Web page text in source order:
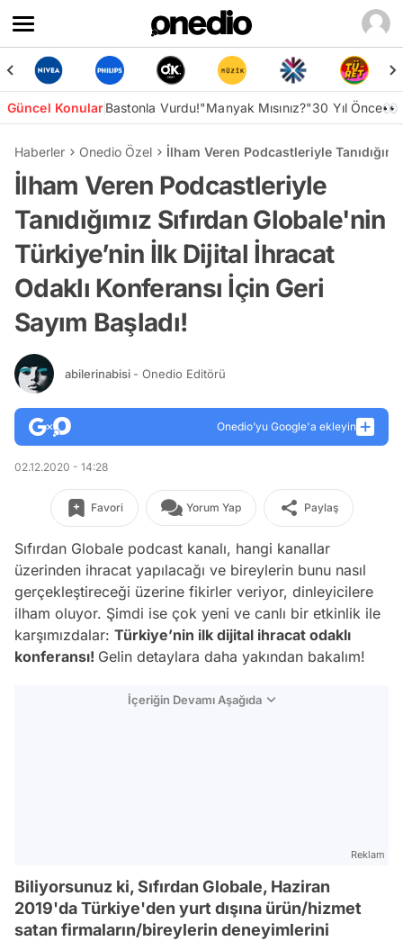
Güncel KonularBastonla Vurdu!"Manyak Mısınız?"30 Yıl Önce👀
Haberler Onedio Özel İlham Veren Podcastleriyle
İlham Veren Podcastleriyle
Tanıdığımız Sıfırdan Globale'nin
Türkiye’nin İlk Dijital İhracat
Odaklı Konferansı İçin Geri
Sayım Başladı!
abilerinabisi - Onedio Editörü
Onedio’yu Google'a ekleyin
02.12.2020 - 14:28
Favori Yorum Yap Paylaş
Sıfırdan Globale podcast kanalı, hangi kanallar
üzerinden ihracat yapılacağı ve bireylerin bunu nasıl
gerçekleştireceği üzerine fikirler veriyor, dinleyicilere
ilham oluyor. Şimdi ise çok yeni ve canlı bir etkinlik ile
karşımızdalar: Türkiye’nin ilk dijital ihracat odaklı
konferansı! Gelin detaylara daha yakından bakalım!
İçeriğin Devamı Aşağıda
Reklam
Biliyorsunuz ki, Sıfırdan Globale, Haziran
2019'da Türkiye'den yurt dışına ürün/hizmet
satan firmaların/bireylerin deneyimlerini